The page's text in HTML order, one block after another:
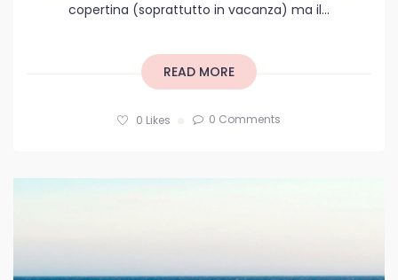
copertina (soprattutto in vacanza) ma il...
READ MORE
0 Likes 0 Comments